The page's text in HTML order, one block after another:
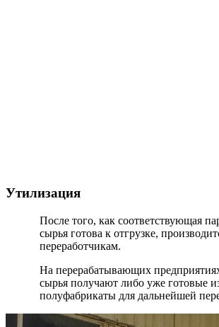
Утилизация
После того, как соответствующая
сырья готова к отгрузке,
переработчикам.
На перерабатывающих
сырья получают либо уже готовые
полуфабрикаты для дальнейшей